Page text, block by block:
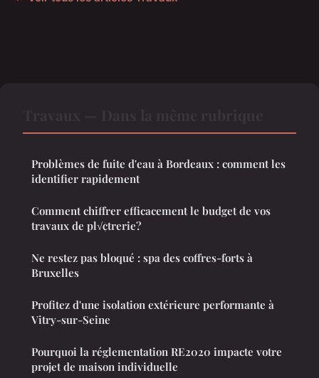
Problèmes de fuite d'eau à Bordeaux : comment les
identifier rapidement
Comment chiffrer efficacement le budget de vos
travaux de pl√¢trerie?
Ne restez pas bloqué : spa des coffres-forts à
Bruxelles
Profitez d'une isolation extérieure performante à
Vitry-sur-Seine
Pourquoi la réglementation RE2020 impacte votre
projet de maison individuelle